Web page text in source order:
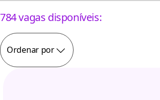
784 vagas disponíveis:
Ordenar por